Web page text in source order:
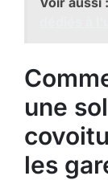
une
les